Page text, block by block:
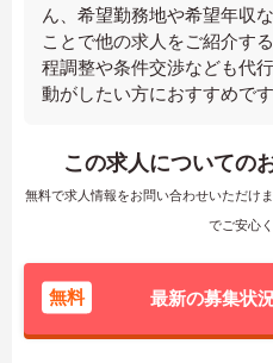
ん、希望勤務地や希望年収
ことで他の求人をご紹介す
程調整や条件交渉なども代
動がしたい方におすすめです
この求人についての
無料で求人情報をお問い合わせいただけ
でご安心く
無料 最新の募集状